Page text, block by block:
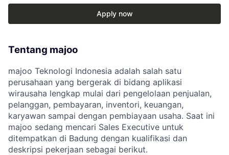
Apply now
Tentang majoo
majoo Teknologi Indonesia adalah salah satu
perusahaan yang bergerak di bidang aplikasi
wirausaha lengkap mulai dari pengelolaan penjualan,
pelanggan, pembayaran, inventori, keuangan,
karyawan sampai dengan pembiayaan usaha. Saat ini
majoo sedang mencari Sales Executive untuk
ditempatkan di Badung dengan kualifikasi dan
deskripsi pekerjaan sebagai berikut.